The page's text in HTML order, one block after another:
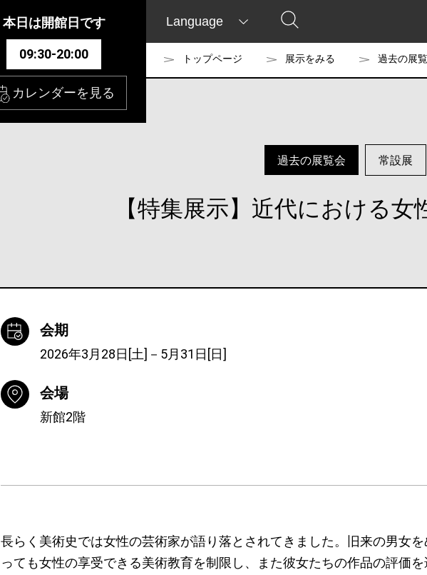
本日は開館日です
09:30-20:00
カレンダーを見る
Language
トップページ 展示をみる 過去の展
過去の展覧会 常設展
【特集展示】近代における女
会期
2026年3月28日[土]－5月31日[日]
会場
新館2階
⾧らく美術史では女性の芸術家が語り落とされてきました。旧来の男女
っても女性の享受できる美術教育を制限し、また彼女たちの作品の評価